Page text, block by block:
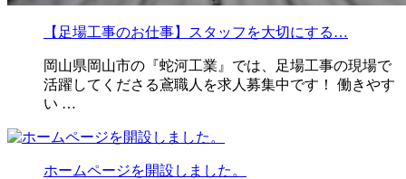
【足場工事のお仕事】スタッフを大切にする…
岡山県岡山市の『蛇河工業』では、足場工事の現場で
活躍してくださる鳶職人を求人募集中です！ 働きやす
い …
ホームページを開設しました。